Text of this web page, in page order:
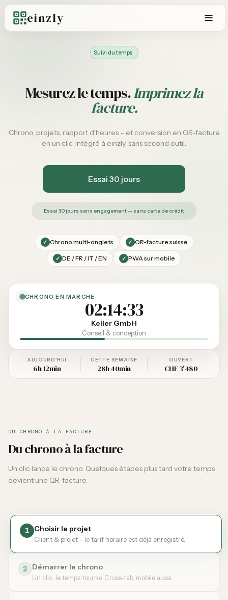
einzly
Suivi du temps
Mesurez le temps.Imprimez la
facture.
Chrono, projets, rapport d'heures – et conversion en QR-facture
en un clic. Intégré à einzly, sans second outil.
Essai 30 jours
Essai 30 jours sans engagement — sans carte de crédit
✓ Chrono multi-onglets ✓ QR-facture suisse
✓ DE / FR / IT / EN ✓ PWA sur mobile
CHRONO EN MARCHE
02:14:33
Keller GmbH
Conseil & conception
AUJOURD'HUI
6h 12min
CETTE SEMAINE
28h 40min
OUVERT
CHF 3'480
DU CHRONO À LA FACTURE
Du chrono à la facture
Un clic lance le chrono. Quelques étapes plus tard votre temps
devient une QR-facture.
1 Choisir le projet
Client & projet – le tarif horaire est déjà enregistré.
2 Démarrer le chrono
Un clic, le temps tourne. Cross-tab, mobile aussi.